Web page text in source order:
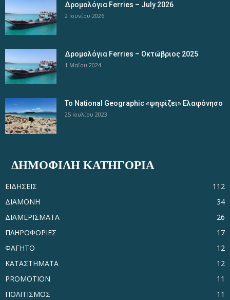
Δρομολόγια Ferries – July 2026
2 Ιουνίου 2026
Δρομολόγια Ferries – Οκτώβριος 2025
1 Μαΐου 2024
Το National Geographic «ψηφίζει» Ελαφόνησο
25 Ιουλίου 2023
ΔΗΜΟΦΙΛΗ ΚΑΤΗΓΟΡΙΑ
ΕΙΔΗΣΕΙΣ
112
ΔΙΑΜΟΝΗ
34
ΔΙΑΜΕΡΙΣΜΑΤΑ
26
ΠΛΗΡΟΦΟΡΙΕΣ
17
ΦΑΓΗΤΟ
12
ΚΑΤΑΣΤΗΜΑΤΑ
12
PROMOTION
11
ΠΟΛΙΤΙΣΜΟΣ
11